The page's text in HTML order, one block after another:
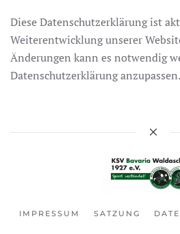
Diese Datenschutzerklärung ist
Weiterentwicklung unserer
Änderungen kann es notwendig
Datenschutzerklärung anzupassen.
IMPRESSUM SATZUNG